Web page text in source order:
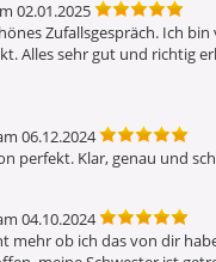
02.01.2025
Zufallsgespräch. Ich
Alles sehr gut und richtig
06.12.2024
perfekt. Klar, genau und
04.10.2024
mehr ob ich das von dir